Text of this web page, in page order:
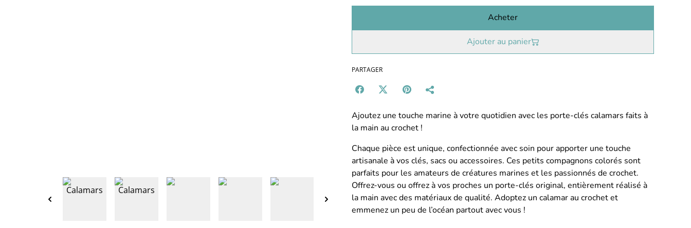
Acheter
Ajouter au panier
PARTAGER
Ajoutez une touche marine à votre quotidien avec les porte-clés calamars faits à
la main au crochet !
Chaque pièce est unique, confectionnée avec soin pour apporter une touche
artisanale à vos clés, sacs ou accessoires. Ces petits compagnons colorés sont
parfaits pour les amateurs de créatures marines et les passionnés de crochet.
Offrez-vous ou offrez à vos proches un porte-clés original, entièrement réalisé à
la main avec des matériaux de qualité. Adoptez un calamar au crochet et
emmenez un peu de l’océan partout avec vous !